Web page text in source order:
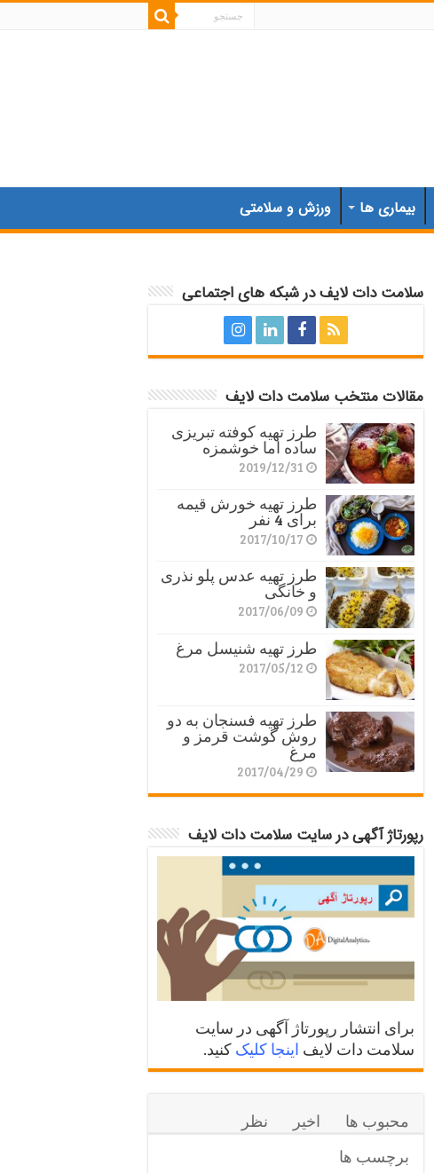
بیماری ها ورزش و سلامتی
سلامت دات لایف در شبکه های اجتماعی
مقالات منتخب سلامت دات لایف
طرز تهیه کوفته تبریزی
ساده اما خوشمزه
2019/12/31
طرز تهیه خورش قیمه
برای 4 نفر
2017/10/17
طرز تهیه عدس پلو نذری
و خانگی
2017/06/09
طرز تهیه شنیسل مرغ
2017/05/12
طرز تهیه فسنجان به دو
روش گوشت قرمز و
مرغ
2017/04/29
رپورتاژ آگهی در سایت سلامت دات لایف
برای انتشار رپورتاژ آگهی در سایت
سلامت دات لایف اینجا کلیک کنید.
محبوب ها اخیر
نظر
برچسب ها